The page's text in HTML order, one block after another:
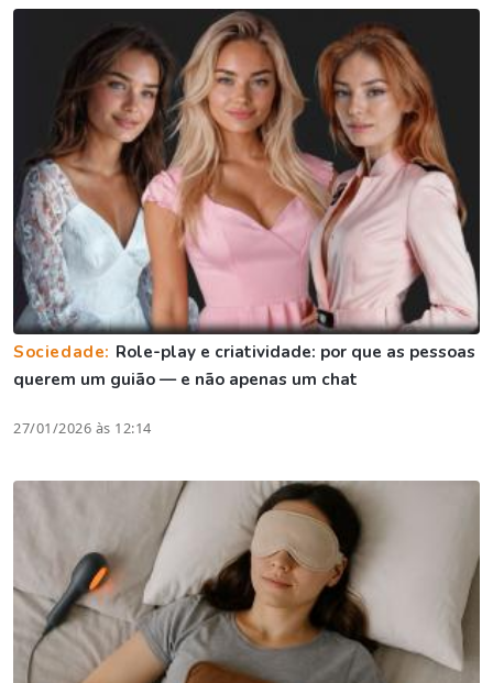
Sociedade: Role-play e criatividade: por que as pessoas
querem um guião — e não apenas um chat
27/01/2026 às 12:14